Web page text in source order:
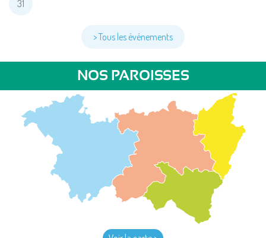
31
> Tous les événements
NOS PAROISSES